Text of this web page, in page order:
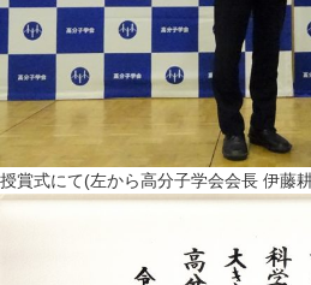
授賞式にて(左から高分子学会会長 伊藤